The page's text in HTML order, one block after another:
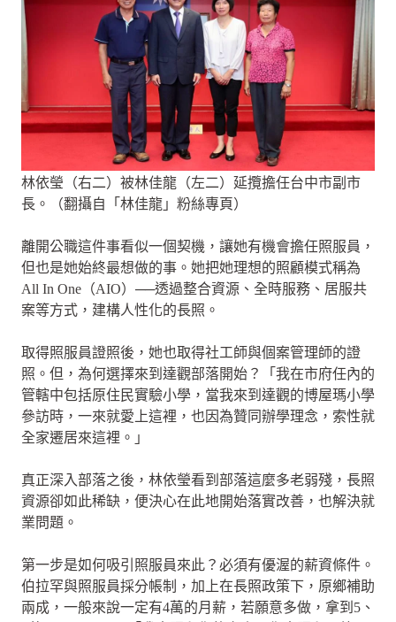
林依瑩（右二）被林佳龍（左二）延攬擔任台中市副市
長。（翻攝自「林佳龍」粉絲專頁）
離開公職這件事看似一個契機，讓她有機會擔任照服員，
但也是她始終最想做的事。她把她理想的照顧模式稱為
All In One（AIO）──透過整合資源、全時服務、居服共
案等方式，建構人性化的長照。
取得照服員證照後，她也取得社工師與個案管理師的證
照。但，為何選擇來到達觀部落開始？「我在市府任內的
管轄中包括原住民實驗小學，當我來到達觀的博屋瑪小學
參訪時，一來就愛上這裡，也因為贊同辦學理念，索性就
全家遷居來這裡。」
真正深入部落之後，林依瑩看到部落這麼多老弱殘，長照
資源卻如此稀缺，便決心在此地開始落實改善，也解決就
業問題。
第一步是如何吸引照服員來此？必須有優渥的薪資條件。
伯拉罕與照服員採分帳制，加上在長照政策下，原鄉補助
兩成，一般來說一定有4萬的月薪，若願意多做，拿到5、